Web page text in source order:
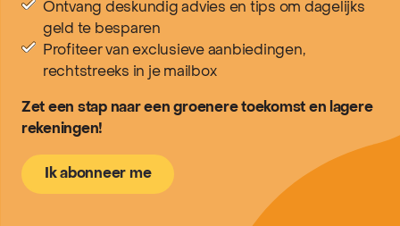
Ontvang deskundig advies en tips om dagelijks
geld te besparen
Profiteer van exclusieve aanbiedingen,
rechtstreeks in je mailbox
Zet een stap naar een groenere toekomst en lagere
rekeningen!
Ik abonneer me